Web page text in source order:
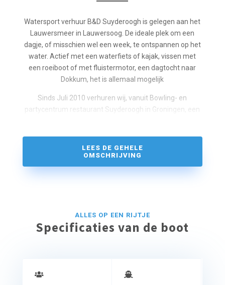
Watersport verhuur B&D Suyderoogh is gelegen aan het
Lauwersmeer in Lauwersoog. De ideale plek om een
dagje, of misschien wel een week, te ontspannen op het
water. Actief met een waterfiets of kajak, vissen met
een roeiboot of met fluistermotor, een dagtocht naar
Dokkum, het is allemaal mogelijk
Sinds Juli 2010 verhuren wij, vanuit Bowling- en
partycentrum restaurant Suyderoogh in Groningen, een
een grote motorkruiser
LEES DE GEHELE
OMSCHRIJVING
ALLES OP EEN RIJTJE
Specificaties van de boot